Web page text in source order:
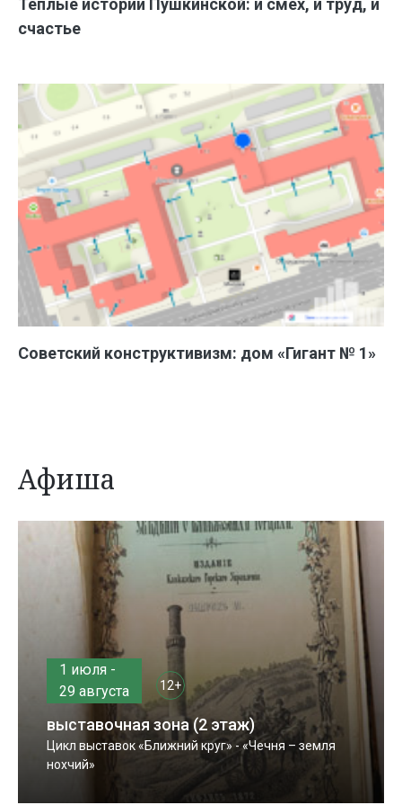
Тёплые истории Пушкинской: и смех, и труд, и
счастье
Советский конструктивизм: дом «Гигант № 1»
Афиша
1 июля -
29 августа
12+
выставочная зона (2 этаж)
Цикл выставок «Ближний круг» - «Чечня – земля
нохчий»